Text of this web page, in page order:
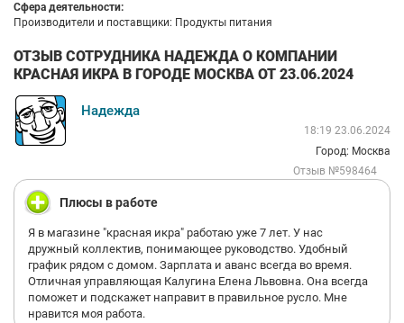
Сфера деятельности:
Производители и поставщики: Продукты питания
ОТЗЫВ СОТРУДНИКА НАДЕЖДА О КОМПАНИИ
КРАСНАЯ ИКРА В ГОРОДЕ МОСКВА ОТ 23.06.2024
Надежда
18:19 23.06.2024
Город: Москва
Отзыв №598464
Плюсы в работе
Я в магазине "красная икра" работаю уже 7 лет. У нас
дружный коллектив, понимающее руководство. Удобный
график рядом с домом. Зарплата и аванс всегда во время.
Отличная управляющая Калугина Елена Львовна. Она всегда
поможет и подскажет направит в правильное русло. Мне
нравится моя работа.